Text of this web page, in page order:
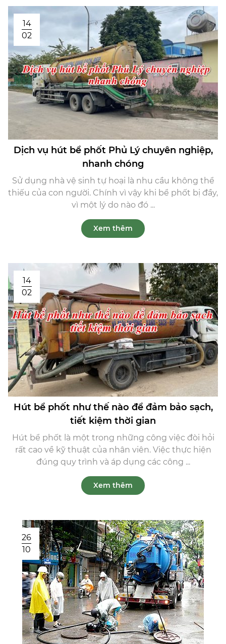
14
02
Dịch vụ hút bể phốt Phủ Lý chuyên nghiệp,
nhanh chóng
Sử dụng nhà vệ sinh tự hoại là nhu cầu không thể
thiếu của con người. Chính vì vậy khi bể phốt bị đầy,
vì một lý do nào đó ...
Xem thêm
14
02
Hút bể phốt như thế nào để đảm bảo sạch,
tiết kiệm thời gian
Hút bể phốt là một trong những công việc đòi hỏi
rất cao về kỹ thuật của nhân viên. Việc thực hiện
đúng quy trình và áp dụng các công ...
Xem thêm
26
10